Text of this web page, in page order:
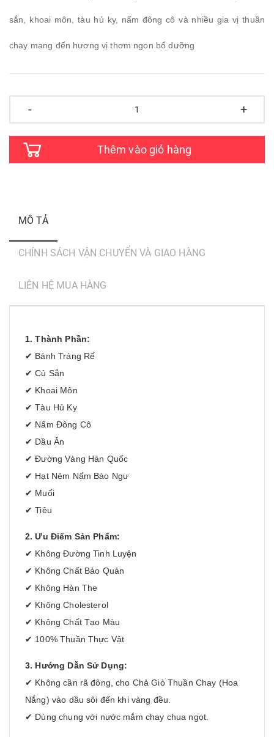
sắn, khoai môn, tàu hủ ky, nấm đông cô và nhiều gia vị thuần
chay mang đến hương vị thơm ngon bổ dưỡng
- +
Thêm vào giỏ hàng
MÔ TẢ
CHÍNH SÁCH VẬN CHUYỂN VÀ GIAO HÀNG
LIÊN HỆ MUA HÀNG
1. Thành Phần:
✔ Bánh Tráng Rế
✔ Củ Sắn
✔ Khoai Môn
✔ Tàu Hủ Ky
✔ Nấm Đông Cô
✔ Dầu Ăn
✔ Đường Vàng Hàn Quốc
✔ Hạt Nêm Nấm Bào Ngư
✔ Muối
✔ Tiêu
2. Ưu Điểm Sản Phẩm:
✔ Không Đường Tinh Luyện
✔ Không Chất Bảo Quản
✔ Không Hàn The
✔ Không Cholesterol
✔ Không Chất Tạo Màu
✔ 100% Thuần Thực Vật
3. Hướng Dẫn Sử Dụng:
✔ Không cần rã đông, cho Chả Giò Thuần Chay (Hoa
Nắng) vào dầu sôi đến khi vàng đều.
✔ Dùng chung với nước mắm chay chua ngọt.